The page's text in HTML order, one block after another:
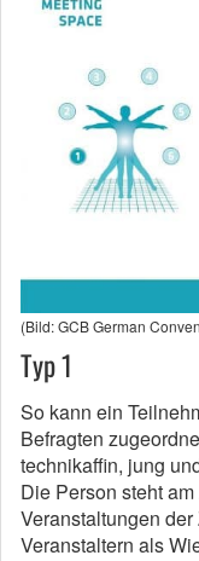
(Bild: GCB German
Typ 1
So kann ein
Befragten
technikaffin, jung
Die Person steht
Veranstaltungen
Veranstaltern als